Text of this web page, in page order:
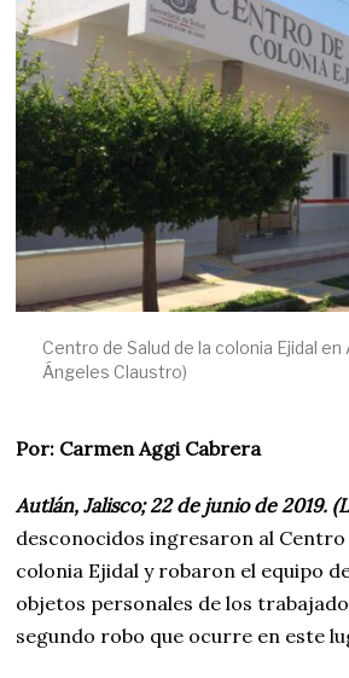
1
9
Centro de Salud de la colonia Ejidal en
Ángeles Claustro)
Por: Carmen Aggi Cabrera
Autlán, Jalisco; 22 de junio de 2019.
desconocidos ingresaron al Centro
colonia Ejidal y robaron el equipo
objetos personales de los
segundo robo que ocurre en este